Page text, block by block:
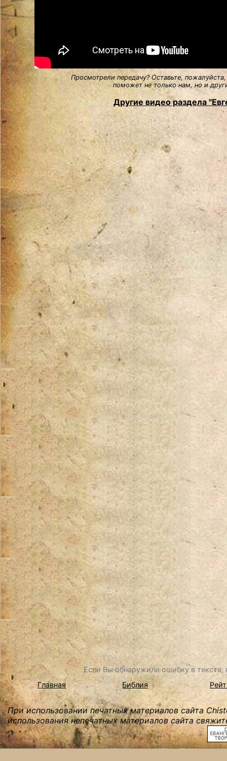
Просмотрели передачу? Оставьте,
поможет не только нам, но и
Другие видео раздела
Если Вы обнаружили ошибку в
Главная
Библия
При использовании печатных материалов сайта
использования непечатных материалов сайта